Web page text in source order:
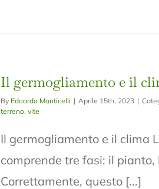
Il germogliamento e il
By Edoardo Monticelli | Aprile 15th, 2023 |
terreno, vite
Il germogliamento e il clima
comprende tre fasi: il
Correttamente, questo [...]